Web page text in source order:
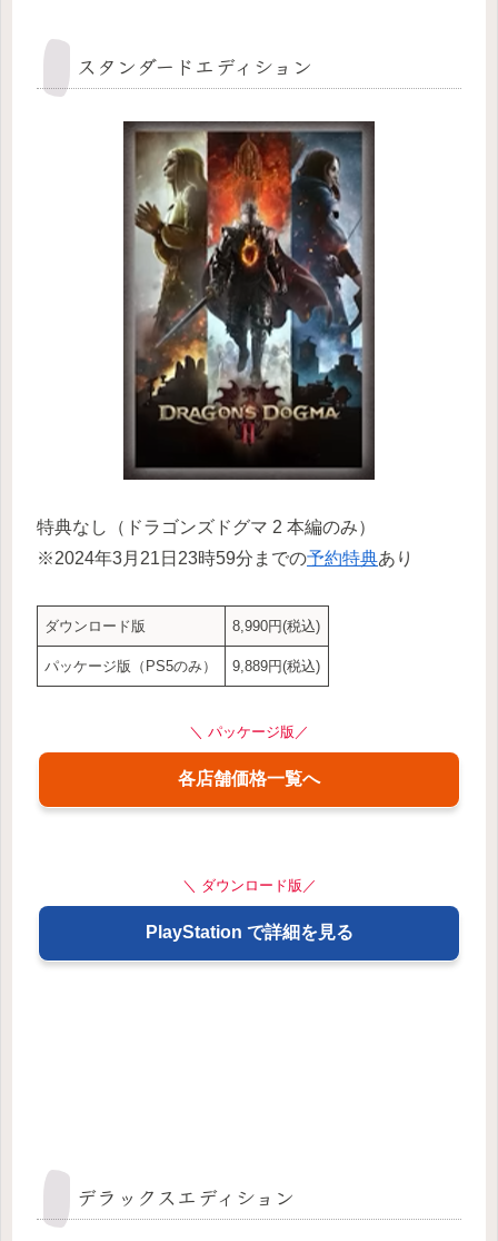
スタンダードエディション
特典なし（ドラゴンズドグマ 2 本編のみ）
※2024年3月21日23時59分までの予約特典あり
ダウンロード版 8,990円(税込)
パッケージ版（PS5のみ） 9,889円(税込)
＼ パッケージ版／
各店舗価格一覧へ
＼ ダウンロード版／
PlayStation で詳細を見る
デラックスエディション